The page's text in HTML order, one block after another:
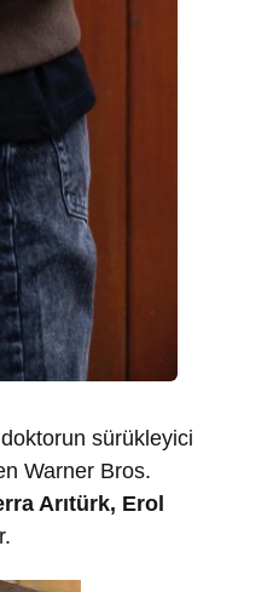
sürükleyici
Warner Bros.
Arıtürk, Erol